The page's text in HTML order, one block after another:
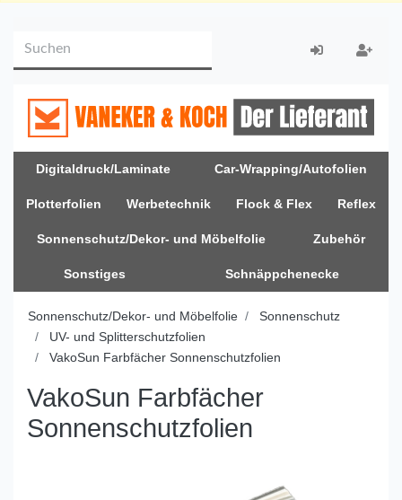
Digitaldruck/Laminate Car-Wrapping/Autofolien
Plotterfolien Werbetechnik Flock & Flex Reflex
Sonnenschutz/Dekor- und Möbelfolie Zubehör
Sonstiges Schnäppchenecke
Sonnenschutz/Dekor- und Möbelfolie
Sonnenschutz
UV- und Splitterschutzfolien
VakoSun Farbfächer Sonnenschutzfolien
VakoSun Farbfächer
Sonnenschutzfolien